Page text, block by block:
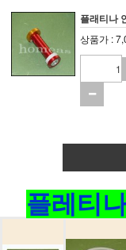
플래티나
상품가 :
플레티